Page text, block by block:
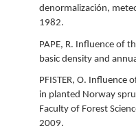
denormalización,
1982.
PAPE, R. Influence of
basic density and
PFISTER, O. Influence
in planted Norway
Faculty of Forest
2009.